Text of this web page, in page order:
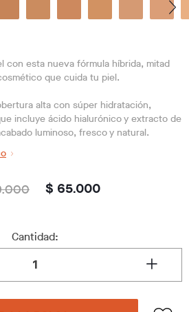
con esta nueva fórmula híbrida, mitad
que cuida tu piel.
alta con súper hidratación,
incluye ácido hialurónico y extracto de
luminoso, fresco y natural.
$ 65.000
Cantidad: